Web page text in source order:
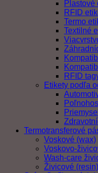
Plastové
RFID
Termo
Textilné
RFID
Etikety podľa
Priemysel
Termotransferové
Voskové (wax)
Voskovo-
Wash-care
Živicové (resin)